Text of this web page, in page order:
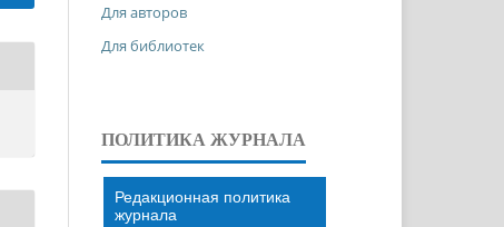
Для авторов
Для библиотек
ПОЛИТИКА ЖУРНАЛА
Редакционная политика
журнала